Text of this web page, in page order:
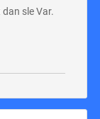
sle Var.